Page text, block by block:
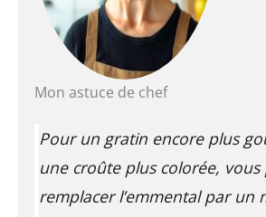
Mon astuce de chef
Pour un gratin encore plus
une croûte plus colorée, vous
remplacer l’emmental par un